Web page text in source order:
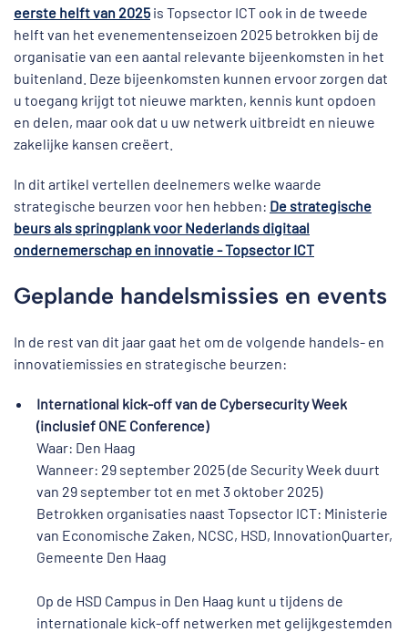
eerste helft van 2025 is Topsector ICT ook in de tweede
helft van het evenementenseizoen 2025 betrokken bij de
organisatie van een aantal relevante bijeenkomsten in het
buitenland. Deze bijeenkomsten kunnen ervoor zorgen dat
u toegang krijgt tot nieuwe markten, kennis kunt opdoen
en delen, maar ook dat u uw netwerk uitbreidt en nieuwe
zakelijke kansen creëert.
In dit artikel vertellen deelnemers welke waarde
strategische beurzen voor hen hebben: De strategische
beurs als springplank voor Nederlands digitaal
ondernemerschap en innovatie - Topsector ICT
Geplande handelsmissies en events
In de rest van dit jaar gaat het om de volgende handels- en
innovatiemissies en strategische beurzen:
International kick-off van de Cybersecurity Week
(inclusief ONE Conference)
Waar: Den Haag
Wanneer: 29 september 2025 (de Security Week duurt
van 29 september tot en met 3 oktober 2025)
Betrokken organisaties naast Topsector ICT: Ministerie
van Economische Zaken, NCSC, HSD, InnovationQuarter,
Gemeente Den Haag
Op de HSD Campus in Den Haag kunt u tijdens de
internationale kick-off netwerken met gelijkgestemden